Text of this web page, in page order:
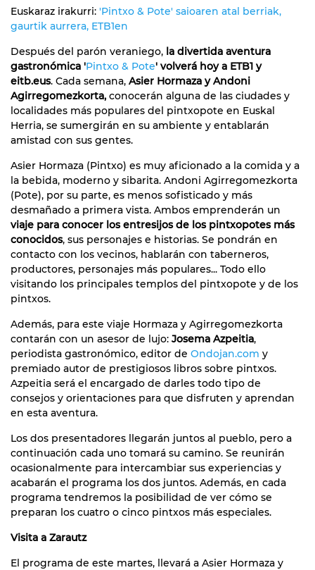
Euskaraz irakurri: 'Pintxo & Pote' saioaren atal berriak,
gaurtik aurrera, ETB1en
Después del parón veraniego, la divertida aventura
gastronómica 'Pintxo & Pote' volverá hoy a ETB1 y
eitb.eus. Cada semana, Asier Hormaza y Andoni
Agirregomezkorta, conocerán alguna de las ciudades y
localidades más populares del pintxopote en Euskal
Herria, se sumergirán en su ambiente y entablarán
amistad con sus gentes.
Asier Hormaza (Pintxo) es muy aficionado a la comida y a
la bebida, moderno y sibarita. Andoni Agirregomezkorta
(Pote), por su parte, es menos sofisticado y más
desmañado a primera vista. Ambos emprenderán un
viaje para conocer los entresijos de los pintxopotes más
conocidos, sus personajes e historias. Se pondrán en
contacto con los vecinos, hablarán con taberneros,
productores, personajes más populares... Todo ello
visitando los principales templos del pintxopote y de los
pintxos.
Además, para este viaje Hormaza y Agirregomezkorta
contarán con un asesor de lujo: Josema Azpeitia,
periodista gastronómico, editor de Ondojan.com y
premiado autor de prestigiosos libros sobre pintxos.
Azpeitia será el encargado de darles todo tipo de
consejos y orientaciones para que disfruten y aprendan
en esta aventura.
Los dos presentadores llegarán juntos al pueblo, pero a
continuación cada uno tomará su camino. Se reunirán
ocasionalmente para intercambiar sus experiencias y
acabarán el programa los dos juntos. Además, en cada
programa tendremos la posibilidad de ver cómo se
preparan los cuatro o cinco pintxos más especiales.
Visita a Zarautz
El programa de este martes, llevará a Asier Hormaza y